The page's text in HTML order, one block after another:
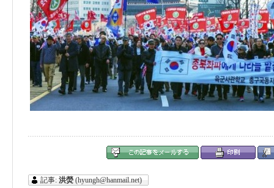
記事: 洪熒 (hyungh@hanmail.net)